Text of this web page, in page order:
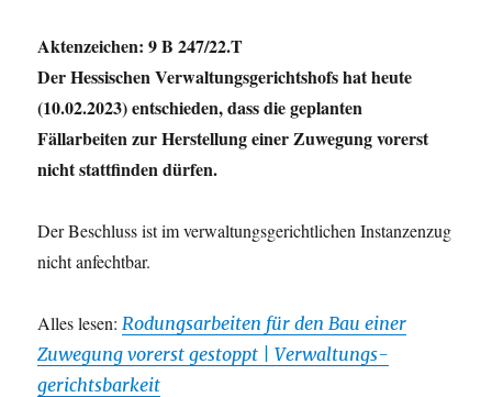
Aktenzeichen: 9 B 247/22.T
Der Hessischen Verwaltungsgerichtshofs hat heute
(10.02.2023) entschieden, dass die geplanten
Fällarbeiten zur Herstellung einer Zuwegung vorerst
nicht stattfinden dürfen.
Der Beschluss ist im verwaltungsgerichtlichen Instanzenzug
nicht anfechtbar.
Alles lesen: Rodungsarbeiten für den Bau einer
Zuwegung vorerst gestoppt | Verwaltungs-
gerichtsbarkeit